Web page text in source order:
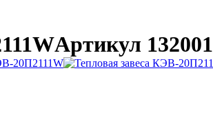
Артикул 132001